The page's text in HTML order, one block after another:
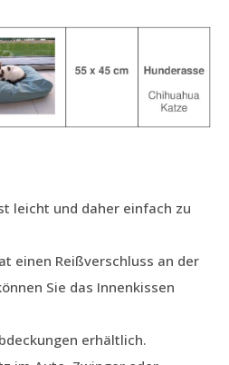
leicht und daher einfach zu
einen Reißverschluss an der
Sie das Innenkissen
erhältlich.